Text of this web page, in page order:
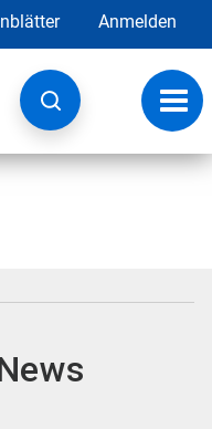
Anmelden